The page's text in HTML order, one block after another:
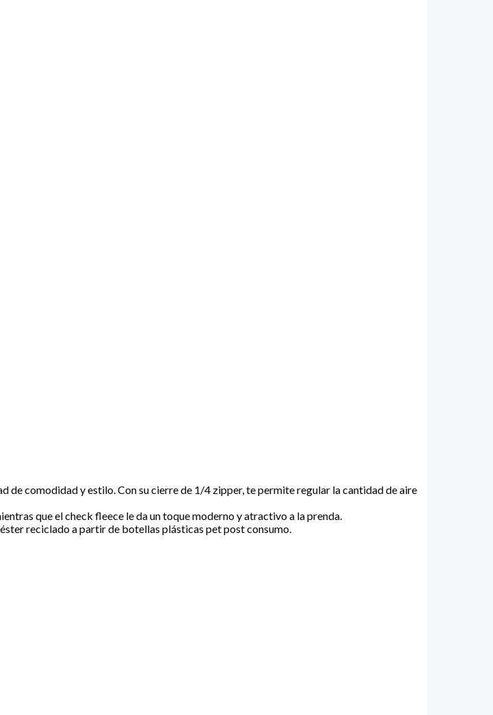
de comodidad y estilo. Con su cierre de 1/4 zipper, te permite regular la cantidad de aire
que el check fleece le da un toque moderno y atractivo a la prenda.
reciclado a partir de botellas plásticas pet post consumo.